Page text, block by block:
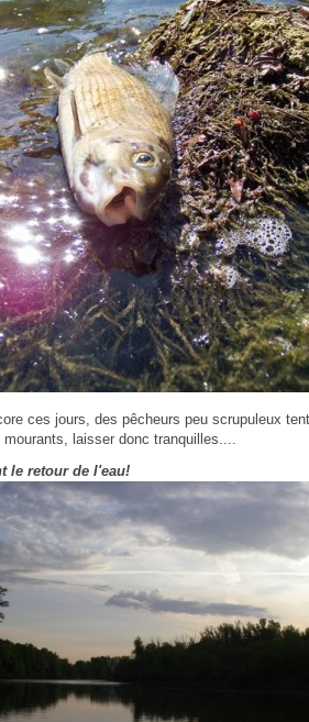
ces jours, des pêcheurs peu scrupuleux
laisser donc tranquilles....
le retour de l'eau!